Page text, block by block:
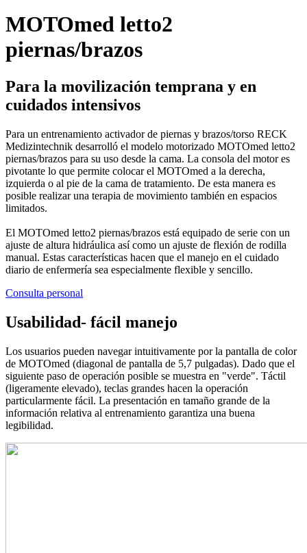
MOTOmed letto2
piernas/brazos
Para la movilización temprana y en
cuidados intensivos
Para un entrenamiento activador de piernas y brazos/torso RECK
Medizintechnik desarrolló el modelo motorizado MOTOmed letto2
piernas/brazos para su uso desde la cama. La consola del motor es
pivotante lo que permite colocar el MOTOmed a la derecha,
izquierda o al pie de la cama de tratamiento. De esta manera es
posible realizar una terapia de movimiento también en espacios
limitados.
El MOTOmed letto2 piernas/brazos está equipado de serie con un
ajuste de altura hidráulica así como un ajuste de flexión de rodilla
manual. Estas características hacen que el manejo en el cuidado
diario de enfermería sea especialmente flexible y sencillo.
Consulta personal
Usabilidad- fácil manejo
Los usuarios pueden navegar intuitivamente por la pantalla de color
de MOTOmed (diagonal de pantalla de 5,7 pulgadas). Dado que el
siguiente paso de operación posible se muestra en "verde". Táctil
(ligeramente elevado), teclas grandes hacen la operación
particularmente fácil. La presentación en tamaño grande de la
información relativa al entrenamiento garantiza una buena
legibilidad.